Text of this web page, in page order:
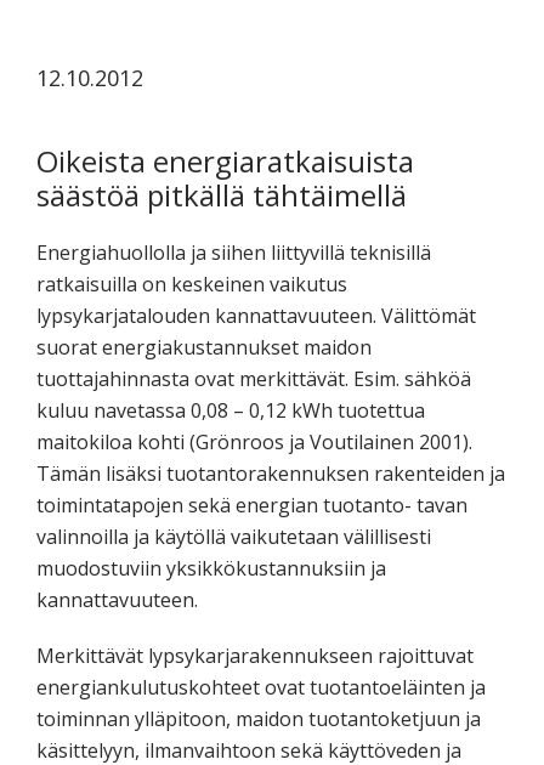
kiinnostuneille.
12.10.2012
Oikeista energiaratkaisuista
säästöä pitkällä tähtäimellä
Energiahuollolla ja siihen liittyvillä teknisillä
ratkaisuilla on keskeinen vaikutus
lypsykarjatalouden kannattavuuteen. Välittömät
suorat energiakustannukset maidon
tuottajahinnasta ovat merkittävät. Esim. sähköä
kuluu navetassa 0,08 – 0,12 kWh tuotettua
maitokiloa kohti (Grönroos ja Voutilainen 2001).
Tämän lisäksi tuotantorakennuksen rakenteiden ja
toimintatapojen sekä energian tuotanto- tavan
valinnoilla ja käytöllä vaikutetaan välillisesti
muodostuviin yksikkökustannuksiin ja
kannattavuuteen.
Merkittävät lypsykarjarakennukseen rajoittuvat
energiankulutuskohteet ovat tuotantoeläinten ja
toiminnan ylläpitoon, maidon tuotantoketjuun ja
käsittelyyn, ilmanvaihtoon sekä käyttöveden ja